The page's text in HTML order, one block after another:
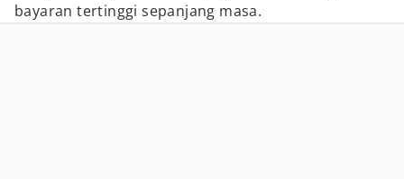
bayaran tertinggi sepanjang masa.